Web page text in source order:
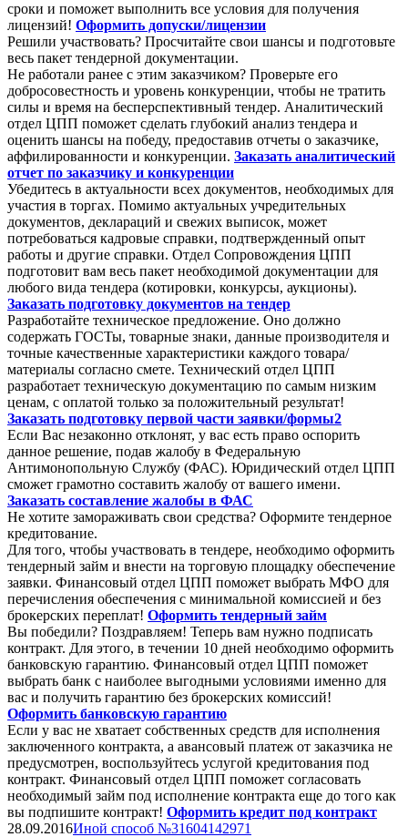
сроки и поможет выполнить все условия для получения
лицензий! Оформить допуски/лицензии
Решили участвовать? Просчитайте свои шансы и подготовьте
весь пакет тендерной документации.
Не работали ранее с этим заказчиком? Проверьте его
добросовестность и уровень конкуренции, чтобы не тратить
силы и время на бесперспективный тендер. Аналитический
отдел ЦПП поможет сделать глубокий анализ тендера и
оценить шансы на победу, предоставив отчеты о заказчике,
аффилированности и конкуренции. Заказать аналитический
отчет по заказчику и конкуренции
Убедитесь в актуальности всех документов, необходимых для
участия в торгах. Помимо актуальных учредительных
документов, деклараций и свежих выписок, может
потребоваться кадровые справки, подтвержденный опыт
работы и другие справки. Отдел Сопровождения ЦПП
подготовит вам весь пакет необходимой документации для
любого вида тендера (котировки, конкурсы, аукционы).
Заказать подготовку документов на тендер
Разработайте техническое предложение. Оно должно
содержать ГОСТы, товарные знаки, данные производителя и
точные качественные характеристики каждого товара/
материалы согласно смете. Технический отдел ЦПП
разработает техническую документацию по самым низким
ценам, с оплатой только за положительный результат!
Заказать подготовку первой части заявки/формы2
Если Вас незаконно отклонят, у вас есть право оспорить
данное решение, подав жалобу в Федеральную
Антимонопольную Службу (ФАС). Юридический отдел ЦПП
сможет грамотно составить жалобу от вашего имени.
Заказать составление жалобы в ФАС
Не хотите замораживать свои средства? Оформите тендерное
кредитование.
Для того, чтобы участвовать в тендере, необходимо оформить
тендерный займ и внести на торговую площадку обеспечение
заявки. Финансовый отдел ЦПП поможет выбрать МФО для
перечисления обеспечения с минимальной комиссией и без
брокерских переплат! Оформить тендерный займ
Вы победили? Поздравляем! Теперь вам нужно подписать
контракт. Для этого, в течении 10 дней необходимо оформить
банковскую гарантию. Финансовый отдел ЦПП поможет
выбрать банк с наиболее выгодными условиями именно для
вас и получить гарантию без брокерских комиссий!
Оформить банковскую гарантию
Если у вас не хватает собственных средств для исполнения
заключенного контракта, а авансовый платеж от заказчика не
предусмотрен, воспользуйтесь услугой кредитования под
контракт. Финансовый отдел ЦПП поможет согласовать
необходимый займ под исполнение контракта еще до того как
вы подпишите контракт! Оформить кредит под контракт
28.09.2016Иной способ №31604142971